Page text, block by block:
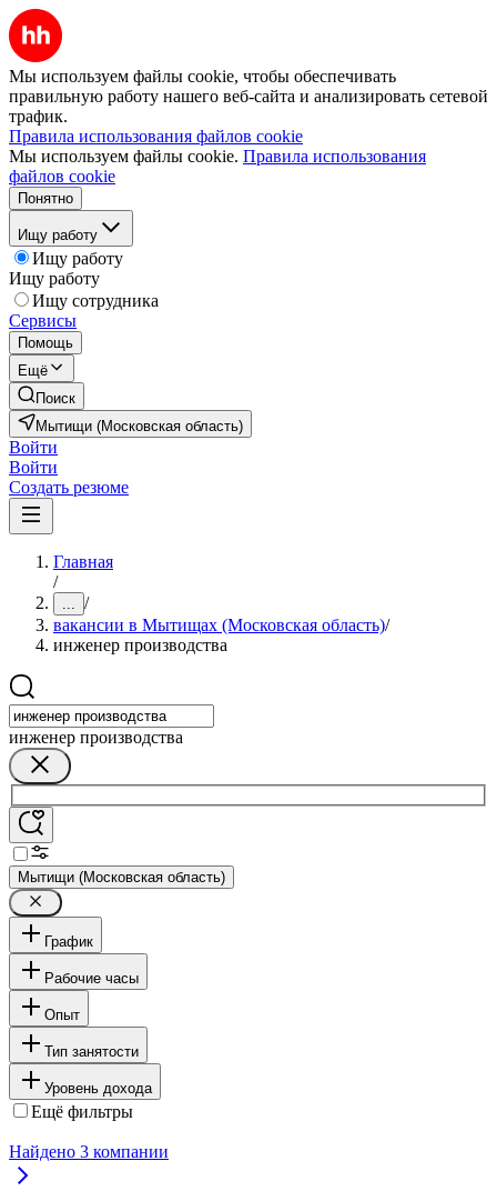
Мы используем файлы cookie, чтобы обеспечивать
правильную работу нашего веб-сайта и анализировать сетевой
трафик.
Правила использования файлов cookie
Мы используем файлы cookie. Правила использования
файлов cookie
Понятно
Ищу работу
Ищу работу
Ищу работу
Ищу сотрудника
Сервисы
Помощь
Ещё
Поиск
Мытищи (Московская область)
Войти
Войти
Создать резюме
Главная
/
... /
вакансии в Мытищах (Московская область)/
инженер производства
инженер производства
Мытищи (Московская область)
График
Рабочие часы
Опыт
Тип занятости
Уровень дохода
Ещё фильтры
Найдено 3 компании